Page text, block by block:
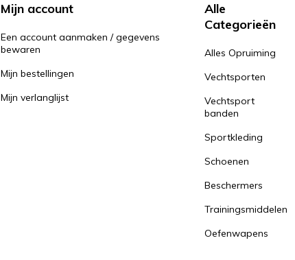
Mijn account
Een account aanmaken / gegevens
bewaren
Mijn bestellingen
Mijn verlanglijst
Alle
Categorieën
Alles Opruiming
Vechtsporten
Vechtsport
banden
Sportkleding
Schoenen
Beschermers
Trainingsmiddelen
Oefenwapens